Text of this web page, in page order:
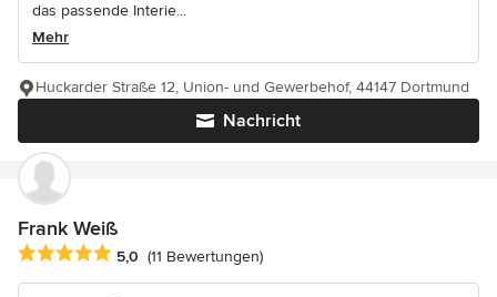
das passende Interie...
Mehr
Nachricht
Huckarder Straße 12, Union- und Gewerbehof, 44147 Dortmund
Frank Weiß
Durchschnittliche Bewertung: 5 von 5 Sternen
5,0 (11 Bewertungen)